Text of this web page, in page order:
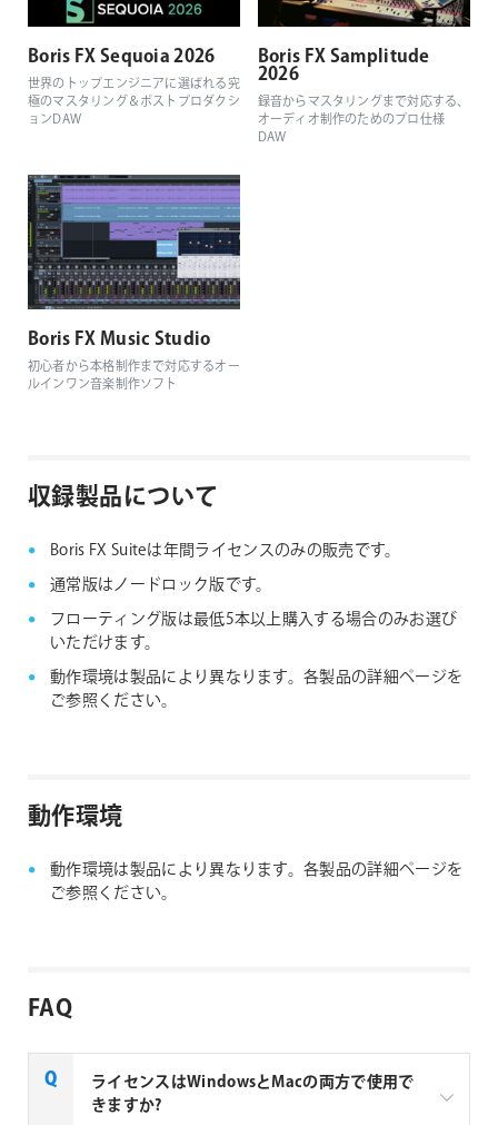
Boris FX Sequoia 2026
世界のトップエンジニアに選ばれる究
極のマスタリング＆ポストプロダクシ
ョンDAW
Boris FX Samplitude
2026
録音からマスタリングまで対応する、
オーディオ制作のためのプロ仕様
DAW
Boris FX Music Studio
初心者から本格制作まで対応するオー
ルインワン音楽制作ソフト
収録製品について
Boris FX Suiteは年間ライセンスのみの販売です。
通常版はノードロック版です。
フローティング版は最低5本以上購入する場合のみお選び
いただけます。
動作環境は製品により異なります。各製品の詳細ページを
ご参照ください。
動作環境
動作環境は製品により異なります。各製品の詳細ページを
ご参照ください。
FAQ
ライセンスはWindowsとMacの両方で使用で
きますか?